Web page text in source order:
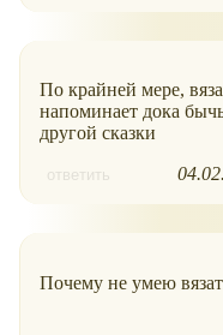
По крайней мере,
напоминает дока
другой сказки
ответить
Почему не умею